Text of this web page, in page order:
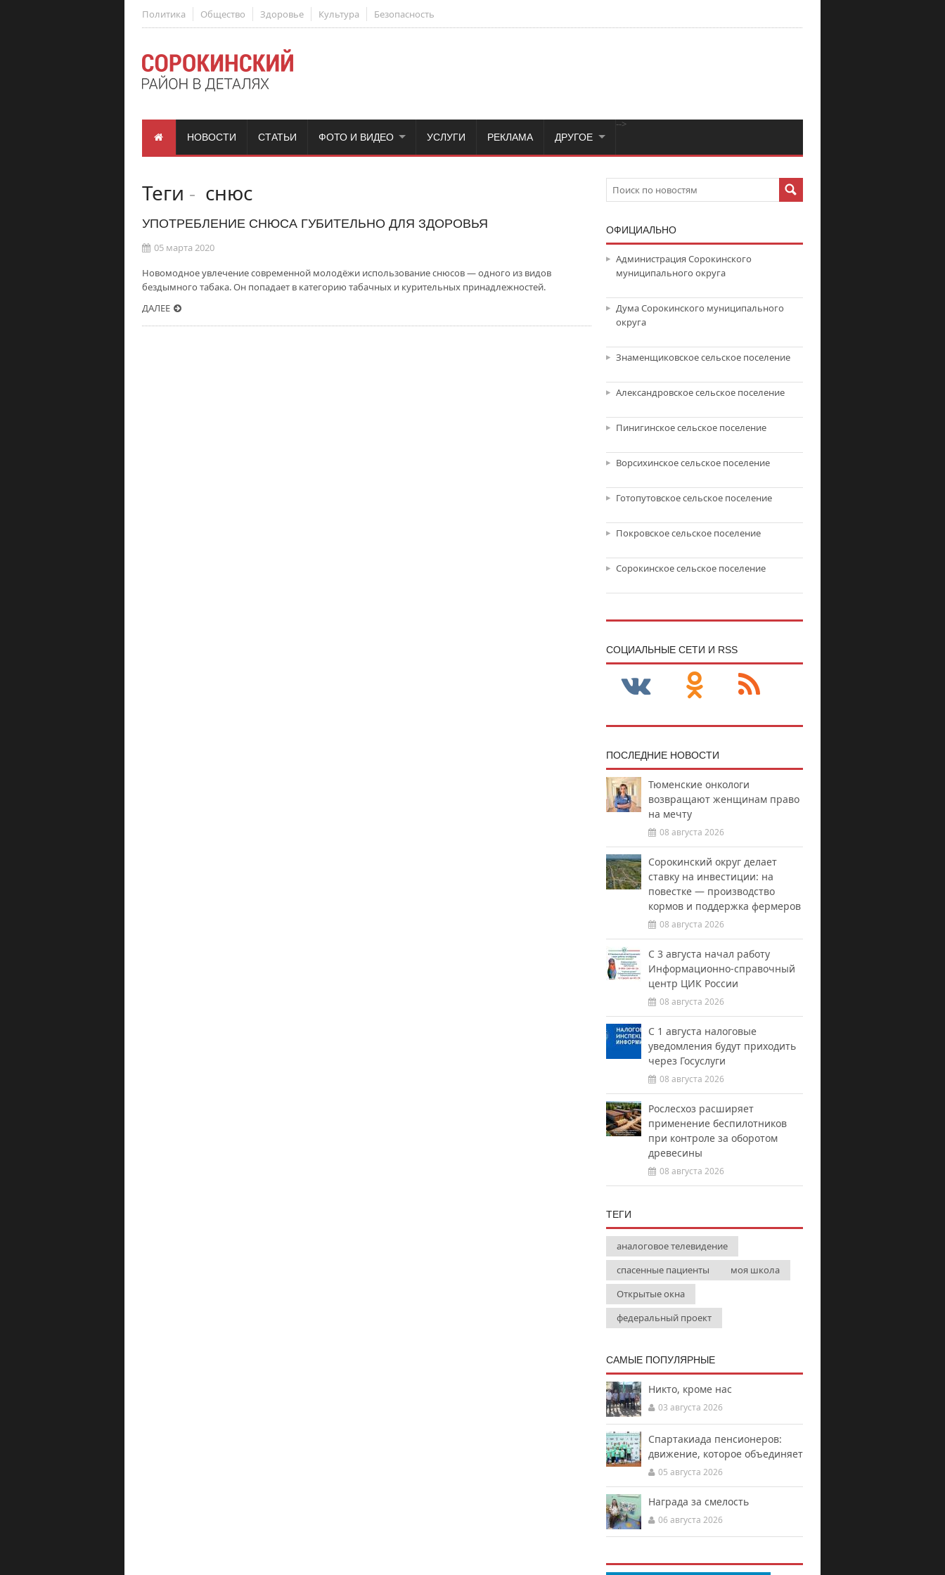
Политика Общество Здоровье Культура Безопасность
НОВОСТИ СТАТЬИ
-->
ФОТО И ВИДЕО УСЛУГИ РЕКЛАМА ДРУГОЕ
Теги - снюс
УПОТРЕБЛЕНИЕ СНЮСА ГУБИТЕЛЬНО ДЛЯ ЗДОРОВЬЯ
05 марта 2020
Новомодное увлечение современной молодёжи использование снюсов — одного из видов
бездымного табака. Он попадает в категорию табачных и курительных принадлежностей.
ДАЛЕЕ
ОФИЦИАЛЬНО
Администрация Сорокинского
муниципального округа
Дума Сорокинского муниципального
округа
Знаменщиковское сельское поселение
Александровское сельское поселение
Пинигинское сельское поселение
Ворсихинское сельское поселение
Готопутовское сельское поселение
Покровское сельское поселение
Сорокинское сельское поселение
CОЦИАЛЬНЫЕ СЕТИ И RSS
ПОСЛЕДНИЕ НОВОСТИ
Тюменские онкологи
возвращают женщинам право
на мечту
08 августа 2026
Сорокинский округ делает
ставку на инвестиции: на
повестке — производство
кормов и поддержка фермеров
08 августа 2026
С 3 августа начал работу
Информационно-справочный
центр ЦИК России
08 августа 2026
С 1 августа налоговые
уведомления будут приходить
через Госуслуги
08 августа 2026
Рослесхоз расширяет
применение беспилотников
при контроле за оборотом
древесины
08 августа 2026
ТЕГИ
аналоговое телевидение
спасенные пациенты
моя школа
Открытые окна
федеральный проект
САМЫЕ ПОПУЛЯРНЫЕ
Никто, кроме нас
03 августа 2026
Спартакиада пенсионеров:
движение, которое объединяет
05 августа 2026
Награда за смелость
06 августа 2026